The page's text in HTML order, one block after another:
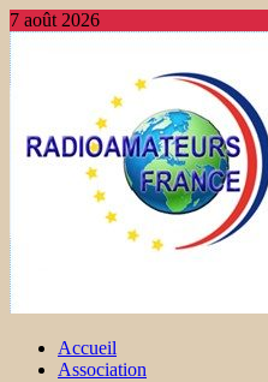
7 août 2026
Accueil
Association